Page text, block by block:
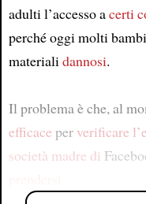
adulti l’accesso acerti
perché oggi molti
materialidannosi.
Il problema è che, al
efficace per verificare
società madre di